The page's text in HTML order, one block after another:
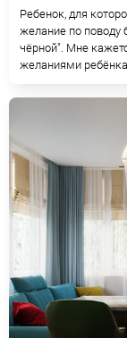
Ребенок, для
желание по поводу
чёрной". Мне
желаниями ребёнка